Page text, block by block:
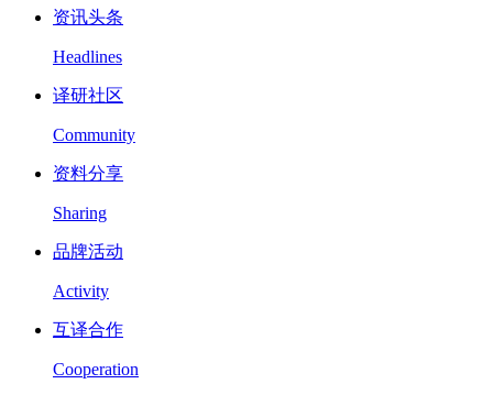
资讯头条
Headlines
译研社区
Community
资料分享
Sharing
品牌活动
Activity
互译合作
Cooperation